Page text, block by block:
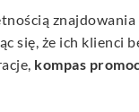
się, że ich klienci
kompas